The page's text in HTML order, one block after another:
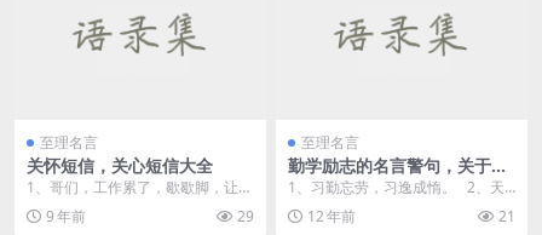
至理名言
关怀短信，关心短信大全
1、哥们，工作累了，歇歇脚，让压
力藏的藏、跑的跑，鸡飞狗跳；心
情烦了，微微笑，让...
9 年前 29
至理名言
勤学励志的名言警句，关于勤
奋的励志名言
1、习勤忘劳，习逸成惰。 2、天
道酬勤。 3、宝剑锋...
12 年前 21